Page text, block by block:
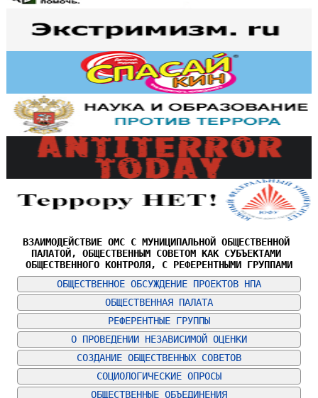
ВЗАИМОДЕЙСТВИЕ ОМС С МУНИЦИПАЛЬНОЙ ОБЩЕСТВЕННОЙ
ПАЛАТОЙ, ОБЩЕСТВЕННЫМ СОВЕТОМ КАК СУБЪЕКТАМИ
ОБЩЕСТВЕННОГО КОНТРОЛЯ, С РЕФЕРЕНТНЫМИ ГРУППАМИ
ОБЩЕСТВЕННОЕ ОБСУЖДЕНИЕ ПРОЕКТОВ НПА
ОБЩЕСТВЕННАЯ ПАЛАТА
РЕФЕРЕНТНЫЕ ГРУППЫ
О ПРОВЕДЕНИИ НЕЗАВИСИМОЙ ОЦЕНКИ
СОЗДАНИЕ ОБЩЕСТВЕННЫХ СОВЕТОВ
СОЦИОЛОГИЧЕСКИЕ ОПРОСЫ
ОБЩЕСТВЕННЫЕ ОБЪЕДИНЕНИЯ